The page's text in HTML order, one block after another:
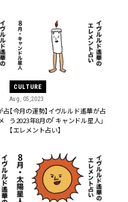
占
CULTURE
Aug, 05,2023
【今月の運勢】イヴルルド遙華が占
う2023年8月の「キャンドル星人」
【エレメント占い】